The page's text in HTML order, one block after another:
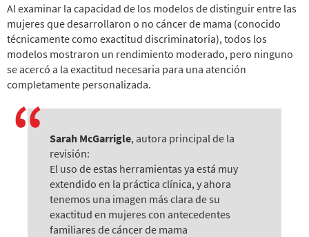
Al examinar la capacidad de los modelos de distinguir entre las
mujeres que desarrollaron o no cáncer de mama (conocido
técnicamente como exactitud discriminatoria), todos los
modelos mostraron un rendimiento moderado, pero ninguno
se acercó a la exactitud necesaria para una atención
completamente personalizada.
Sarah McGarrigle, autora principal de la
revisión:
El uso de estas herramientas ya está muy
extendido en la práctica clínica, y ahora
tenemos una imagen más clara de su
exactitud en mujeres con antecedentes
familiares de cáncer de mama